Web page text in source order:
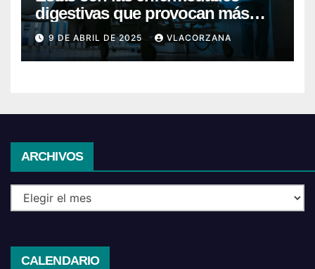
digestivas que provocan más
hospitalizaciones en España
9 DE ABRIL DE 2025 VLACORZANA
ARCHIVOS
CALENDARIO